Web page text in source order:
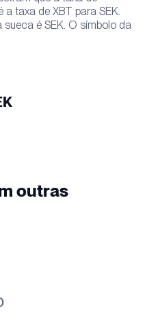
taxa de XBT para SEK.
é SEK. O símbolo da
outras